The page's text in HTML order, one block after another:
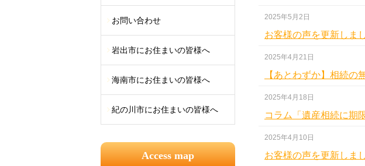
2025年5月2日
お客様の声を更新しま
2025年4月21日
【あとわずか】相続の
2025年4月18日
コラム「遺産相続に期
2025年4月10日
お客様の声を更新しま
お問い合わせ
岩出市にお住まいの皆様へ
海南市にお住まいの皆様へ
紀の川市にお住まいの皆様へ
Access map